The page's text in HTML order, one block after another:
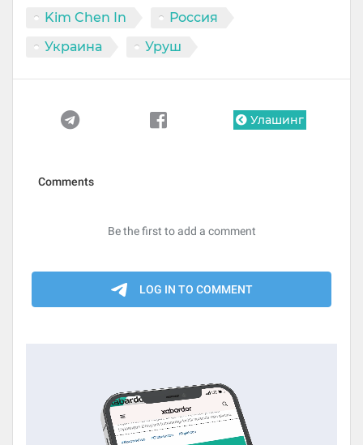
Kim Chen In
Россия
Украина
Уруш
Улашинг